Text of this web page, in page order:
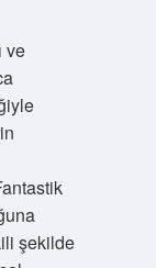
ve
şekilde